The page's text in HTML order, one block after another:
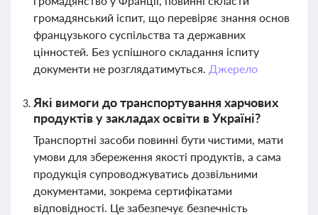
громадянський іспит, що перевіряє знання основ
французького суспільства та державних
цінностей. Без успішного складання іспиту
документи не розглядатимуться. Джерело
Які вимоги до транспортування харчових
продуктів у закладах освіти в Україні?
Транспортні засоби повинні бути чистими, мати
умови для збереження якості продуктів, а сама
продукція супроводжуватись дозвільними
документами, зокрема сертифікатами
відповідності. Це забезпечує безпечність